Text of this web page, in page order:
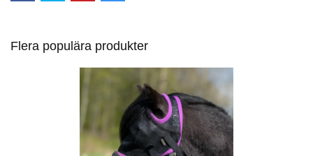
Flera populära produkter